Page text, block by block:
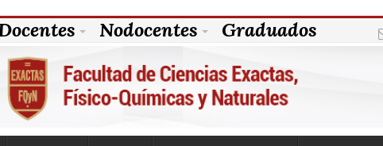
Nodocentes Graduados